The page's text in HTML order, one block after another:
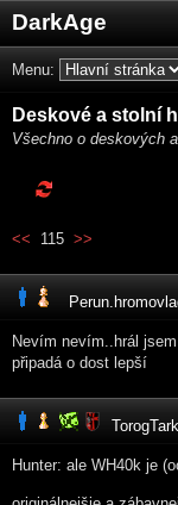
DarkAge
Menu:
Deskové a stolní
Všechno o deskových
<< 115 >>
Nevím nevím..hrál
připadá o dost lepší
Hunter: ale WH40k je